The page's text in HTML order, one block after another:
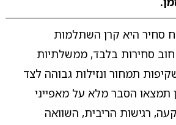
סחיר היא קרן השתלמות
סחירות בלבד, ממשלתיות
תמחור ונזילות גבוהה לצד
תמצאו הסבר מלא על מאפייני
רגישות הריבית, השוואה